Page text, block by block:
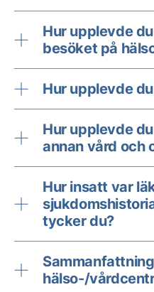
Hur upplevde
besöket på
Hur upplevde
Hur upplevde
annan vård och
Hur insatt var
tycker du?
hälso-/